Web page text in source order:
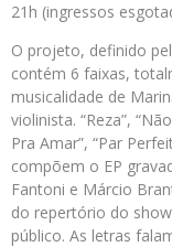
21h (ingressos
O projeto, definido
contém 6 faixas,
musicalidade de
violinista. “Reza”,
Pra Amar”, “Par
compõem o EP
Fantoni e Márcio
do repertório do
público. As letras